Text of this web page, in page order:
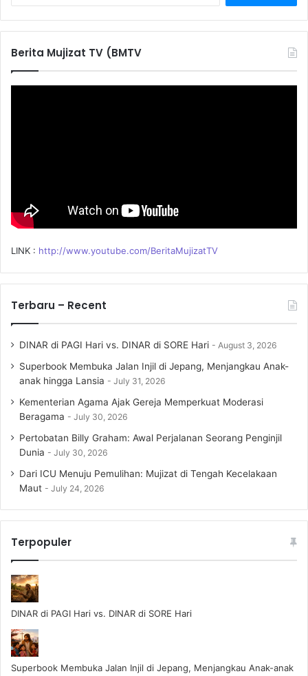
f
o
Berita Mujizat TV (BMTV
LINK : http://www.youtube.com/BeritaMujizatTV
Terbaru – Recent
DINAR di PAGI Hari vs. DINAR di SORE Hari August 3, 2026
Superbook Membuka Jalan Injil di Jepang, Menjangkau Anak-
anak hingga Lansia
July 31, 2026
Kementerian Agama Ajak Gereja Memperkuat Moderasi
Beragama
July 30, 2026
Pertobatan Billy Graham: Awal Perjalanan Seorang Penginjil
Dunia
July 30, 2026
Dari ICU Menuju Pemulihan: Mujizat di Tengah Kecelakaan
Maut
July 24, 2026
Terpopuler
DINAR di PAGI Hari vs. DINAR di SORE Hari
Superbook Membuka Jalan Injil di Jepang, Menjangkau Anak-anak